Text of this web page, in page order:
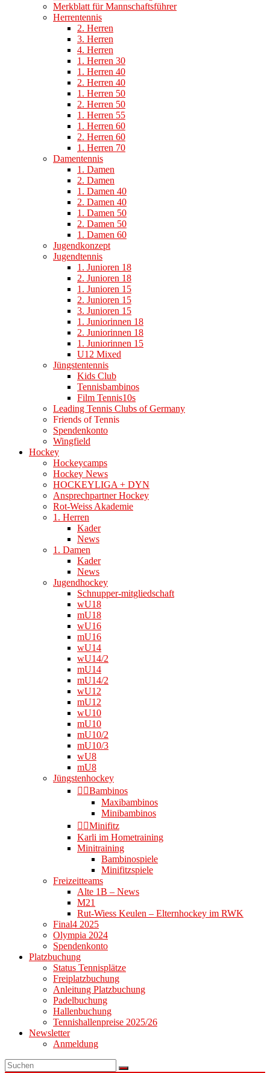
Merkblatt für Mannschaftsführer
Herrentennis
2. Herren
3. Herren
4. Herren
1. Herren 30
1. Herren 40
2. Herren 40
1. Herren 50
2. Herren 50
1. Herren 55
1. Herren 60
2. Herren 60
1. Herren 70
Damentennis
1. Damen
2. Damen
1. Damen 40
2. Damen 40
1. Damen 50
2. Damen 50
1. Damen 60
Jugendkonzept
Jugendtennis
1. Junioren 18
2. Junioren 18
1. Junioren 15
2. Junioren 15
3. Junioren 15
1. Juniorinnen 18
2. Juniorinnen 18
1. Juniorinnen 15
U12 Mixed
Jüngstentennis
Kids Club
Tennisbambinos
Film Tennis10s
Leading Tennis Clubs of Germany
Friends of Tennis
Spendenkonto
Wingfield
Hockey
Hockeycamps
Hockey News
HOCKEYLIGA + DYN
Ansprechpartner Hockey
Rot-Weiss Akademie
1. Herren
Kader
News
1. Damen
Kader
News
Jugendhockey
Schnupper-mitgliedschaft
wU18
mU18
wU16
mU16
wU14
wU14/2
mU14
mU14/2
wU12
mU12
wU10
mU10
mU10/2
mU10/3
wU8
mU8
Jüngstenhockey
👉🏻Bambinos
Maxibambinos
Minibambinos
👉🏻Minifitz
Karli im Hometraining
Minitraining
Bambinospiele
Minifitzspiele
Freizeitteams
Alte 1B – News
M21
Rut-Wiess Keulen – Elternhockey im RWK
Final4 2025
Olympia 2024
Spendenkonto
Platzbuchung
Status Tennisplätze
Freiplatzbuchung
Anleitung Platzbuchung
Padelbuchung
Hallenbuchung
Tennishallenpreise 2025/26
Newsletter
Anmeldung